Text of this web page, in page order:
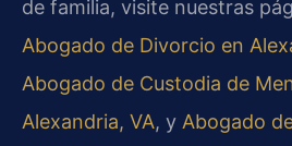
de familia, visite nuestras
Abogado de Divorcio en
Abogado de Custodia de
Alexandria, VA, y Abogado